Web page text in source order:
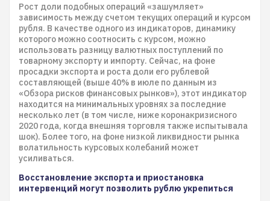
Рост доли подобных операций «зашумляет»
зависимость между счетом текущих операций и курсом
рубля. В качестве одного из индикаторов, динамику
которого можно соотносить с курсом, можно
использовать разницу валютных поступлений по
товарному экспорту и импорту. Сейчас, на фоне
просадки экспорта и роста доли его рублевой
составляющей (выше 40% в июле по данным из
«Обзора рисков финансовых рынков»), этот индикатор
находится на минимальных уровнях за последние
несколько лет (в том числе, ниже коронакризисного
2020 года, когда внешняя торговля также испытывала
шок). Более того, на фоне низкой ликвидности рынка
волатильность курсовых колебаний может
усиливаться.
Восстановление экспорта и приостановка
интервенций могут позволить рублю укрепиться